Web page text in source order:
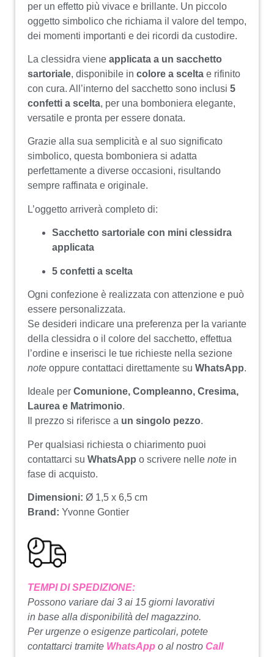
per un effetto più vivace e brillante. Un piccolo
oggetto simbolico che richiama il valore del tempo,
dei momenti importanti e dei ricordi da custodire.
La clessidra viene applicata a un sacchetto
sartoriale, disponibile in colore a scelta e rifinito
con cura. All’interno del sacchetto sono inclusi 5
confetti a scelta, per una bomboniera elegante,
versatile e pronta per essere donata.
Grazie alla sua semplicità e al suo significato
simbolico, questa bomboniera si adatta
perfettamente a diverse occasioni, risultando
sempre raffinata e originale.
L’oggetto arriverà completo di:
Sacchetto sartoriale con mini clessidra
applicata
5 confetti a scelta
Ogni confezione è realizzata con attenzione e può
essere personalizzata.
Se desideri indicare una preferenza per la variante
della clessidra o il colore del sacchetto, effettua
l’ordine e inserisci le tue richieste nella sezione
note oppure contattaci direttamente su WhatsApp.
Ideale per Comunione, Compleanno, Cresima,
Laurea e Matrimonio.
Il prezzo si riferisce a un singolo pezzo.
Per qualsiasi richiesta o chiarimento puoi
contattarci su WhatsApp o scrivere nelle note in
fase di acquisto.
Dimensioni: Ø 1,5 x 6,5 cm
Brand: Yvonne Gontier
TEMPI DI SPEDIZIONE:
Possono variare dai 3 ai 15 giorni lavorativi
in base alla disponibilità del magazzino.
Per urgenze o esigenze particolari, potete
contattarci tramite WhatsApp o al nostro Call